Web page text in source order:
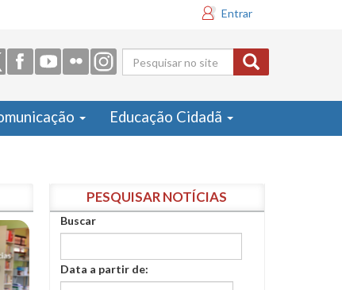
Entrar
Formulário
de busca
Educação Cidadã
PESQUISAR NOTÍCIAS
Buscar
Data a partir de: